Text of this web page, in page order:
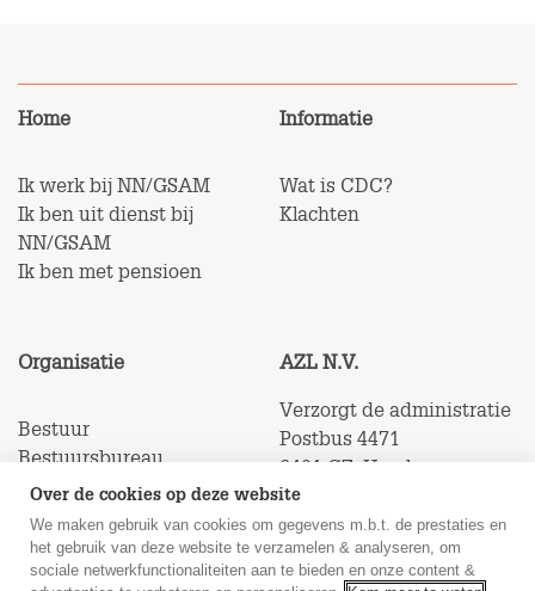
Over de cookies op deze website
We maken gebruik van cookies om gegevens m.b.t. de prestaties en
het gebruik van deze website te verzamelen & analyseren, om
sociale netwerkfunctionaliteiten aan te bieden en onze content &
Home
Ik werk bij NN/GSAM
Ik ben uit dienst bij
NN/GSAM
Ik ben met pensioen
Informatie
Wat is CDC?
Klachten
Organisatie
Bestuur
Bestuursbureau
Toezicht
Fondsdocumenten
AZL N.V.
Verzorgt de administratie
Postbus 4471
6401 CZ Heerlen